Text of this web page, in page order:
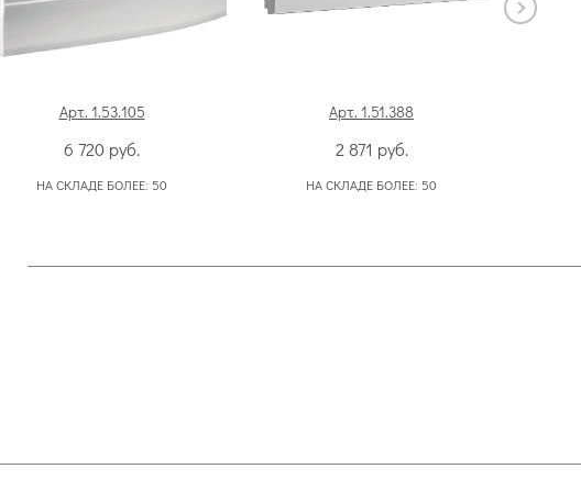
Арт. 1.53.105
6 720 руб.
НА СКЛАДЕ БОЛЕЕ: 50
Арт. 1.51.388
2 871 руб.
НА СКЛАДЕ БОЛЕЕ: 50